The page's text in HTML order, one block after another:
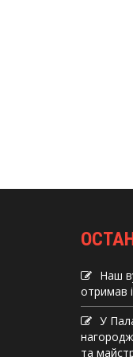
Наш
отримав
У
та